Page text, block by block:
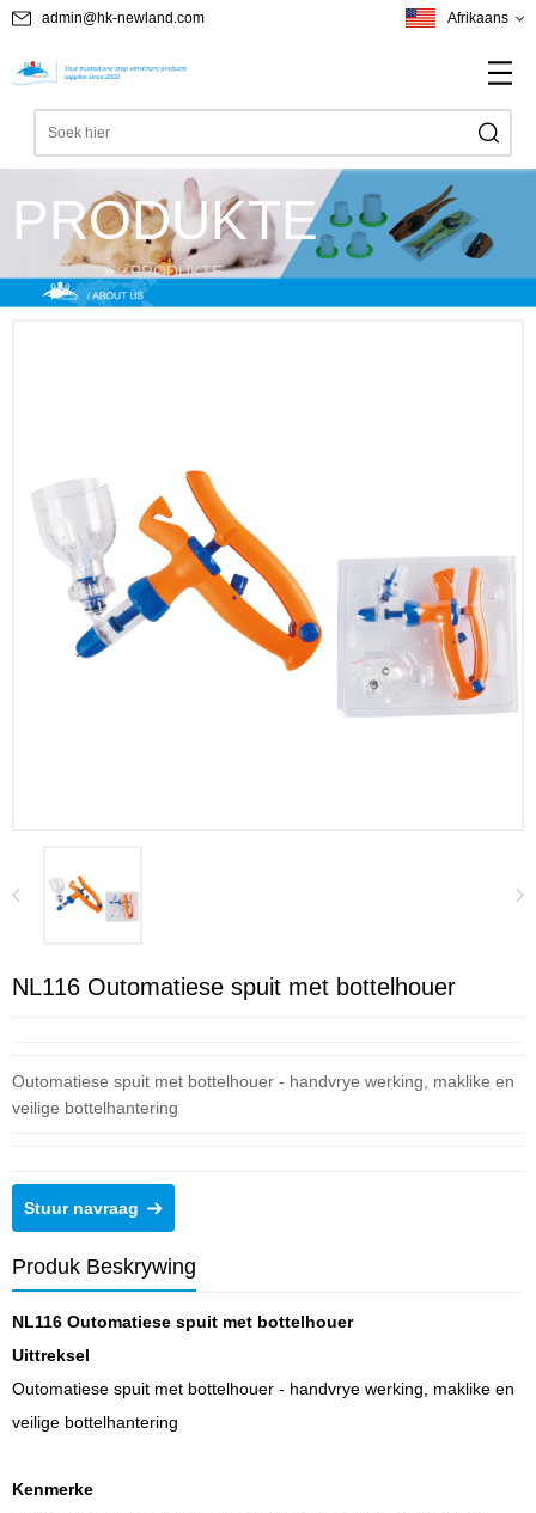
admin@hk-newland.com Afrikaans
PRODUKTE
Home PRODUKTE
NL116 Outomatiese spuit met bottelhouer
Outomatiese spuit met bottelhouer - handvrye werking, maklike en
veilige bottelhantering
Stuur navraag
Produk Beskrywing
NL116 Outomatiese spuit met bottelhouer
Uittreksel
Outomatiese spuit met bottelhouer - handvrye werking, maklike en
veilige bottelhantering
Kenmerke